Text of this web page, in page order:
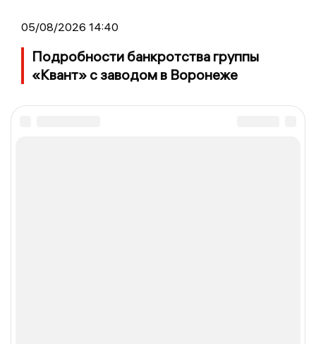
05/08/2026 14:40
Подробности банкротства группы
«Квант» с заводом в Воронеже